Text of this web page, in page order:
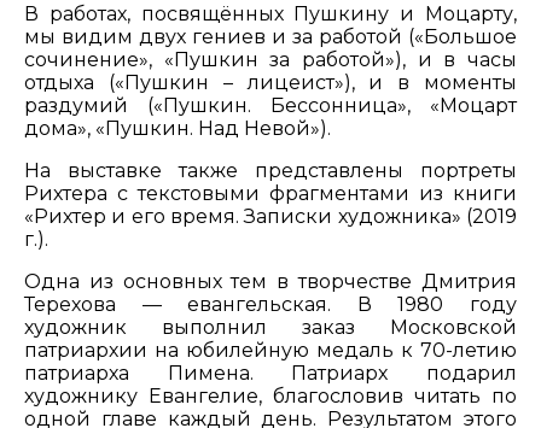
В работах, посвящённых Пушкину и Моцарту,
мы видим двух гениев и за работой («Большое
сочинение», «Пушкин за работой»), и в часы
отдыха («Пушкин – лицеист»), и в моменты
раздумий («Пушкин. Бессонница», «Моцарт
дома», «Пушкин. Над Невой»).
На выставке также представлены портреты
Рихтера с текстовыми фрагментами из книги
«Рихтер и его время. Записки художника» (2019
г.).
Одна из основных тем в творчестве Дмитрия
Терехова — евангельская. В 1980 году
художник выполнил заказ Московской
патриархии на юбилейную медаль к 70-летию
патриарха Пимена. Патриарх подарил
художнику Евангелие, благословив читать по
одной главе каждый день. Результатом этого